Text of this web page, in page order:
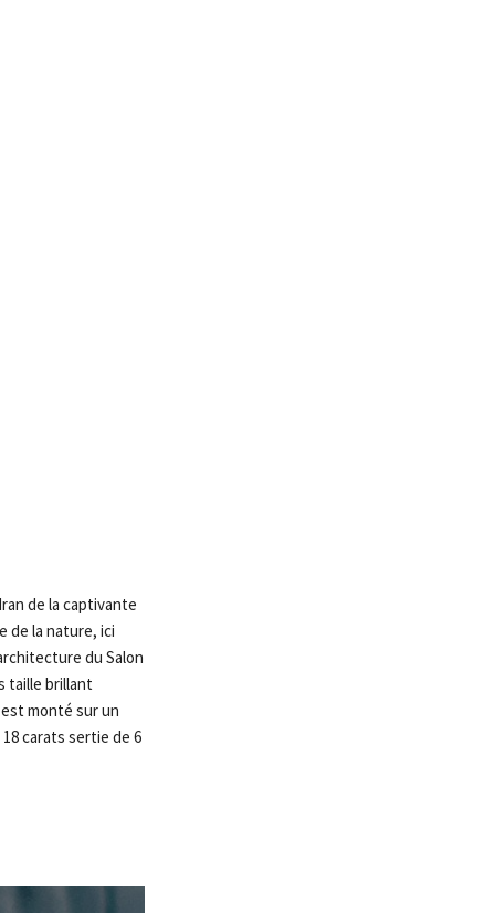
de la captivante
de la nature, ici
du Salon
taille brillant
monté sur un
carats sertie de 6